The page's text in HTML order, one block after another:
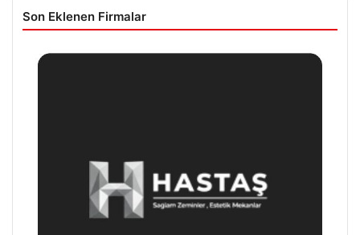
Son Eklenen Firmalar